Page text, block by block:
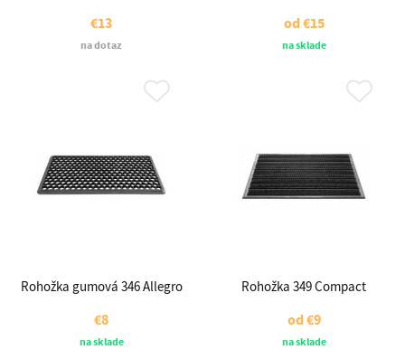
€13
na dotaz
od€15
na sklade
Rohožka gumová 346 Allegro
€8
na sklade
Rohožka 349 Compact
od€9
na sklade